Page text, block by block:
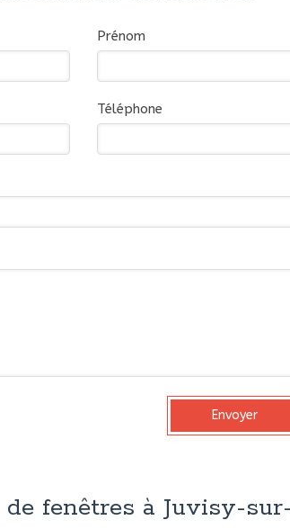
Prénom
Téléphone
Envoyer
fenêtres à Juvisy-sur-